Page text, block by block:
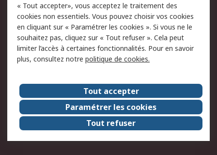
Legal
Politique de cookies
Sécurité des e-mails
Politique de protection
des données - Mise à
jour
Conditions générales
de vente
A propos de RS
Le groupe RS Group
A propos de RS
RS dans le monde
Travaillez chez RS
ESG
« Tout accepter», vous acceptez le traitement des
cookies non essentiels. Vous pouvez choisir vos cookies
en cliquant sur « Paramétrer les cookies ». Si vous ne le
souhaitez pas, cliquez sur « Tout refuser ». Cela peut
limiter l’accès à certaines fonctionnalités. Pour en savoir
plus, consultez notre politique de cookies.
Tout accepter
Paramétrer les cookies
Tout refuser